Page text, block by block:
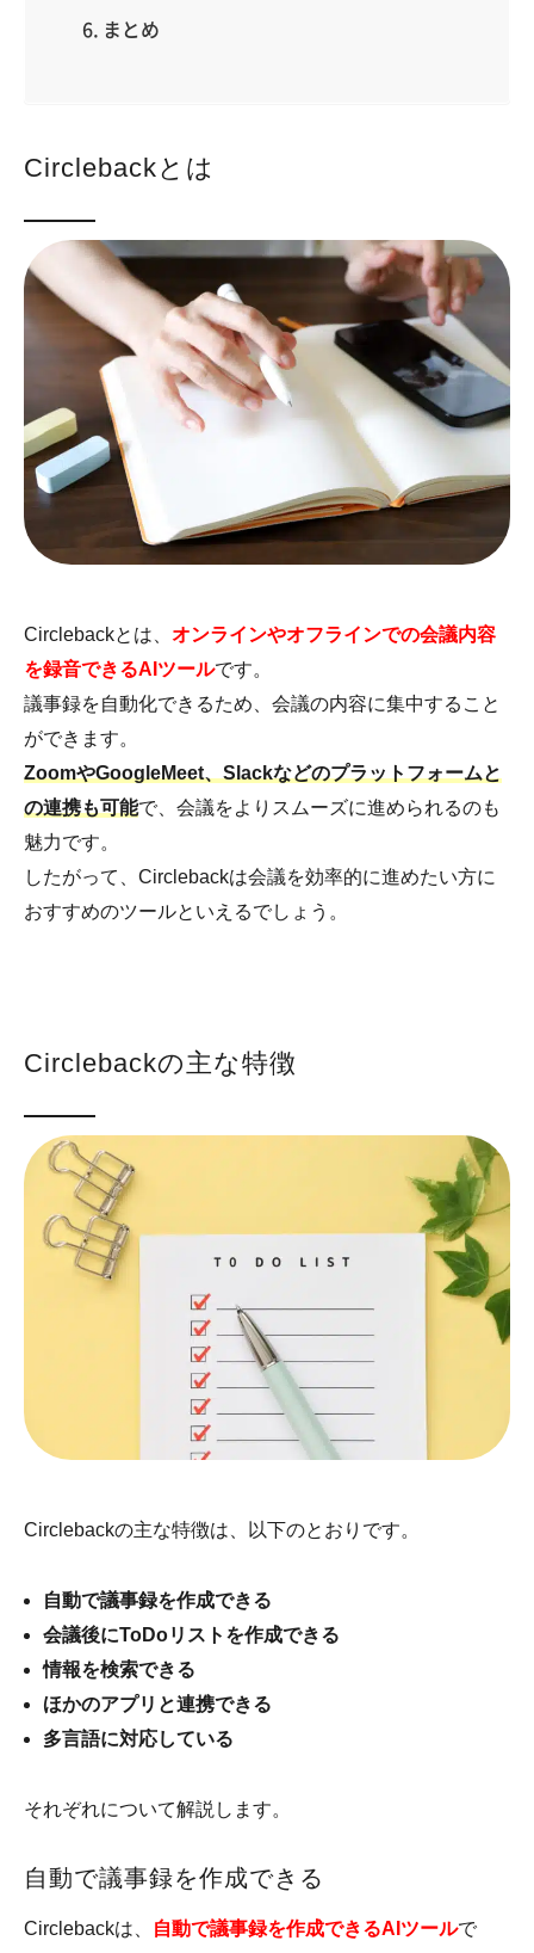
まとめ
Circlebackとは
Circlebackとは、 オンラインやオフラインでの会議内容
を録音できるAIツールです。
議事録を自動化できるため、会議の内容に集中すること
ができます。
ZoomやGoogleMeet、Slackなどのプラットフォームと
の連携も可能で、会議をよりスムーズに進められるのも
魅力です。
したがって、Circlebackは会議を効率的に進めたい方に
おすすめのツールといえるでしょう。
Circlebackの主な特徴
Circlebackの主な特徴は、以下のとおりです。
自動で議事録を作成できる
会議後にToDoリストを作成できる
情報を検索できる
ほかのアプリと連携できる
多言語に対応している
それぞれについて解説します。
自動で議事録を作成できる
Circlebackは、 自動で議事録を作成できるAIツールで